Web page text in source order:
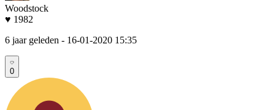
Woodstock
♥ 1982
6 jaar geleden - 16-01-2020 15:35
0